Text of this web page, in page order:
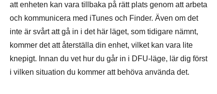
att enheten kan vara tillbaka på rätt plats genom att arbeta
och kommunicera med iTunes och Finder. Även om det
inte är svårt att gå in i det här läget, som tidigare nämnt,
kommer det att återställa din enhet, vilket kan vara lite
knepigt. Innan du vet hur du går in i DFU-läge, lär dig först
i vilken situation du kommer att behöva använda det.